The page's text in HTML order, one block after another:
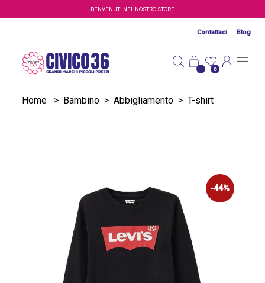
Salta al contenuto principaleBENVENUTI NEL NOSTRO STORE
Contattaci Blog
0
Home > Bambino > Abbigliamento > T-shirt
-44%